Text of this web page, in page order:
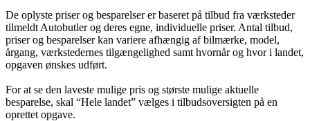
De oplyste priser og besparelser er baseret på tilbud fra værksteder
tilmeldt Autobutler og deres egne, individuelle priser. Antal tilbud,
priser og besparelser kan variere afhængig af bilmærke, model,
årgang, værkstedernes tilgængelighed samt hvornår og hvor i landet,
opgaven ønskes udført.
For at se den laveste mulige pris og største mulige aktuelle
besparelse, skal “Hele landet” vælges i tilbudsoversigten på en
oprettet opgave.